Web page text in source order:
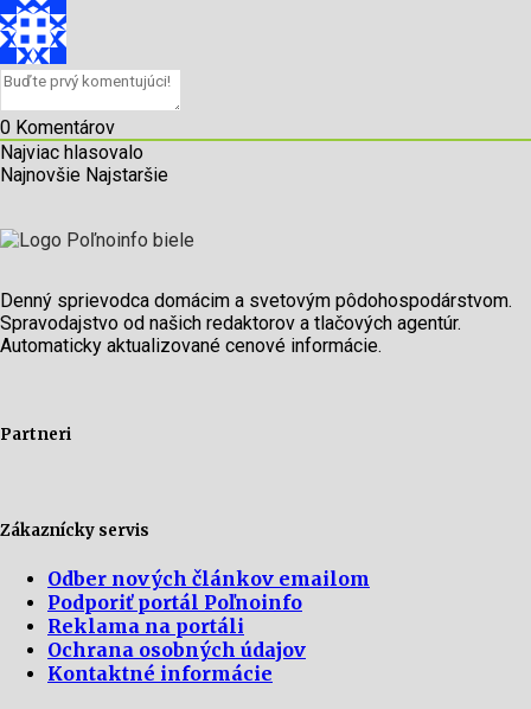
0 Komentárov
Najviac hlasovalo
Najnovšie Najstaršie
Denný sprievodca domácim a svetovým pôdohospodárstvom.
Spravodajstvo od našich redaktorov a tlačových agentúr.
Automaticky aktualizované cenové informácie.
Partneri
Zákaznícky servis
Odber nových článkov emailom
Podporiť portál Poľnoinfo
Reklama na portáli
Ochrana osobných údajov
Kontaktné informácie